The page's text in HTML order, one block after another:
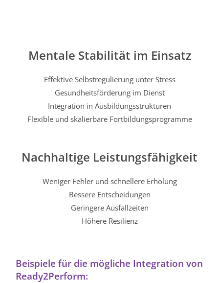
Mentale Stabilität im Einsatz
Effektive Selbstregulierung unter Stress
Gesundheitsförderung im Dienst
Integration in Ausbildungsstrukturen
Flexible und skalierbare Fortbildungsprogramme
Nachhaltige Leistungsfähigkeit
Weniger Fehler und schnellere Erholung
Bessere Entscheidungen
Geringere Ausfallzeiten
Höhere Resilienz
Beispiele für die mögliche Integration von
Ready2Perform: